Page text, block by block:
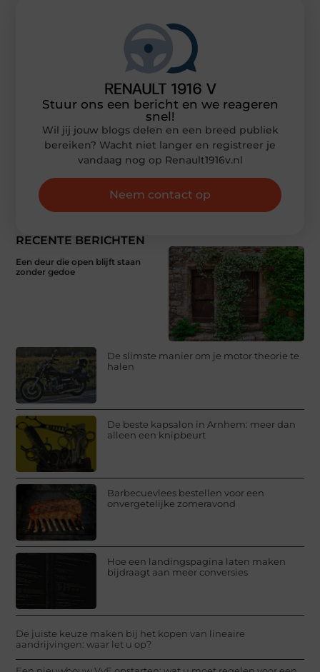
RECENTE BERICHTEN
Een deur die open blijft staan
zonder gedoe
De slimste manier om je motor theorie te
halen
De beste kapsalon in Arnhem: meer dan
alleen een knipbeurt
Barbecuevlees bestellen voor een
onvergetelijke zomeravond
Hoe een landingspagina laten maken
bijdraagt aan meer conversies
De juiste keuze maken bij het kopen van lineaire
aandrijvingen: waar let u op?
Stuur ons een bericht en we reageren
snel!
Wil jij jouw blogs delen en een breed publiek
bereiken? Wacht niet langer en registreer je
vandaag nog op Renault1916v.nl
Neem contact op